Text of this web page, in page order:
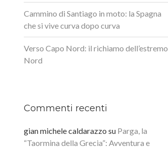
Cammino di Santiago in moto: la Spagna
che si vive curva dopo curva
Verso Capo Nord: il richiamo dell’estremo
Nord
Commenti recenti
gian michele caldarazzo su Parga, la
“Taormina della Grecia”: Avventura e